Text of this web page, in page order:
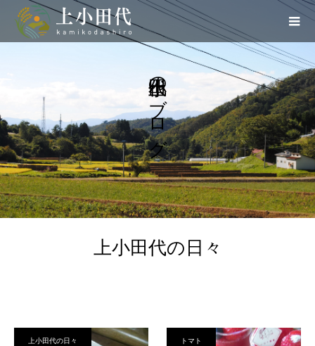
上小田代のブログ
上小田代の日々
上小田代の日々 トマト